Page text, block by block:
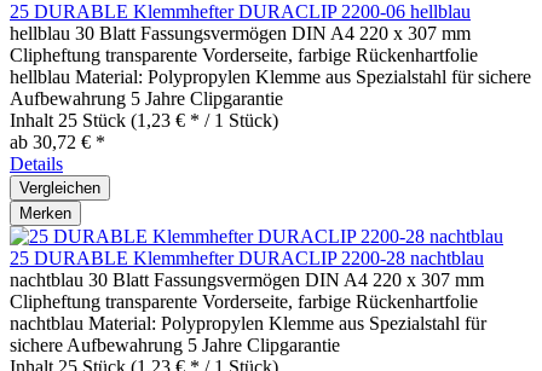
25 DURABLE Klemmhefter DURACLIP 2200-06 hellblau
hellblau 30 Blatt Fassungsvermögen DIN A4 220 x 307 mm
Clipheftung transparente Vorderseite, farbige Rückenhartfolie
hellblau Material: Polypropylen Klemme aus Spezialstahl für sichere
Aufbewahrung 5 Jahre Clipgarantie
Inhalt 25 Stück (1,23 € * / 1 Stück)
ab 30,72 € *
Details
Vergleichen
Merken
25 DURABLE Klemmhefter DURACLIP 2200-28 nachtblau
nachtblau 30 Blatt Fassungsvermögen DIN A4 220 x 307 mm
Clipheftung transparente Vorderseite, farbige Rückenhartfolie
nachtblau Material: Polypropylen Klemme aus Spezialstahl für
sichere Aufbewahrung 5 Jahre Clipgarantie
Inhalt 25 Stück (1,23 € * / 1 Stück)